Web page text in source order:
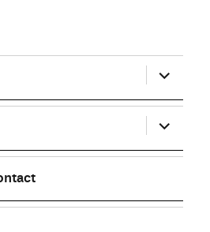
ouvrir
le
sous-
menu
ouvrir
le
sous-
menu